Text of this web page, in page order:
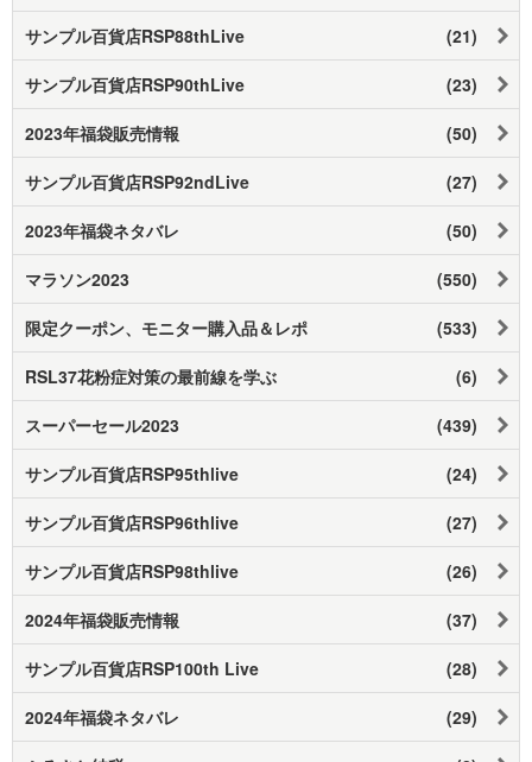
サンプル百貨店RSP88thLive (21)
サンプル百貨店RSP90thLive (23)
2023年福袋販売情報 (50)
サンプル百貨店RSP92ndLive (27)
2023年福袋ネタバレ (50)
マラソン2023 (550)
限定クーポン、モニター購入品＆レポ (533)
RSL37花粉症対策の最前線を学ぶ (6)
スーパーセール2023 (439)
サンプル百貨店RSP95thlive (24)
サンプル百貨店RSP96thlive (27)
サンプル百貨店RSP98thlive (26)
2024年福袋販売情報 (37)
サンプル百貨店RSP100th Live (28)
2024年福袋ネタバレ (29)